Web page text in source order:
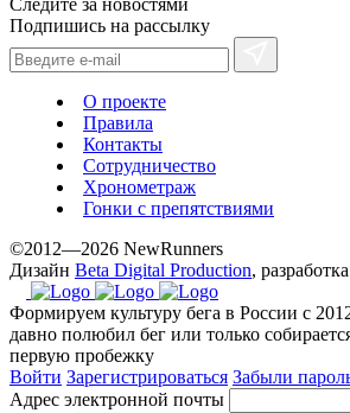
Следите за новостями
Подпишись на рассылку
О проекте
Правила
Контакты
Сотрудничество
Хронометраж
Гонки с препятствиями
©2012—2026 NewRunners
Дизайн Beta Digital Production, разработка
Формируем культуру бега в России с
давно полюбил бег или только
первую пробежку
Войти Зарегистрироваться Забыли
Адрес электронной почты